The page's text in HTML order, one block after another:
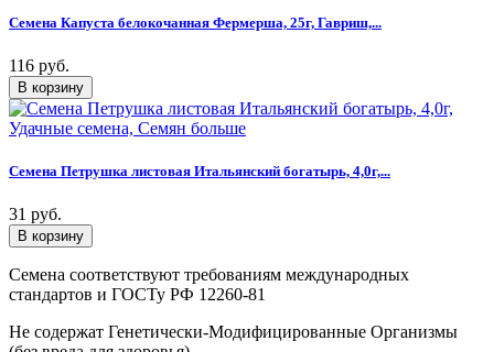
Семена Капуста белокочанная Фермерша, 25г, Гавриш,...
116 руб.
Семена Петрушка листовая Итальянский богатырь, 4,0г,...
31 руб.
Семена соответствуют требованиям международных
стандартов и ГОСТу РФ 12260-81
Не содержат Генетически-Модифицированные Организмы